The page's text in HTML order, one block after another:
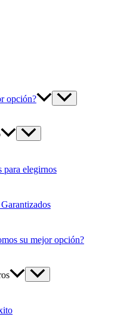
opción?
para elegirnos
su mejor opción?